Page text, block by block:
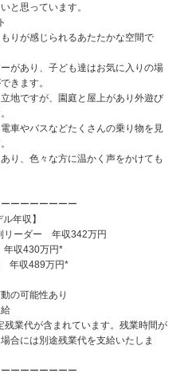
と思っています。
もりが感じられるあたたかな空間で
ーがあり、子ども達はお気に入りの場
きます。
立地ですが、園庭と屋上があり外遊び
車やバスなどたくさんの乗り物を見
り、色々な方に温かく声をかけても
ーーーーーーー
年収】
リーダー 年収342万円
収430万円*
年収489万円*
の可能性あり
残業代が含まれています。残業時間が
合には別途残業代を支給いたしま
ーーーーーーー